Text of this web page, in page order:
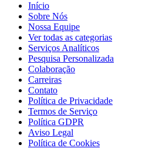
Início
Sobre Nós
Nossa Equipe
Ver todas as categorias
Serviços Analíticos
Pesquisa Personalizada
Colaboração
Carreiras
Contato
Política de Privacidade
Termos de Serviço
Política GDPR
Aviso Legal
Política de Cookies